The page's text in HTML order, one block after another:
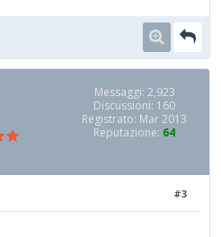
Messaggi: 2,923
Discussioni: 160
Registrato: Mar 2013
Reputazione: 64
#3